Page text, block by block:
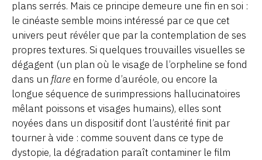
plans serrés. Mais ce principe demeure une fin en soi :
le cinéaste semble moins intéressé par ce que cet
univers peut révéler que par la contemplation de ses
propres textures. Si quelques trouvailles visuelles se
dégagent (un plan où le visage de l’orpheline se fond
dans un flare en forme d’auréole, ou encore la
longue séquence de surimpressions hallucinatoires
mêlant poissons et visages humains), elles sont
noyées dans un dispositif dont l’austérité finit par
tourner à vide : comme souvent dans ce type de
dystopie, la dégradation paraît contaminer le film